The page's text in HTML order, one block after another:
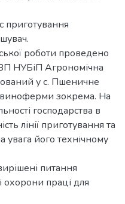
приготування
роботи проведено
ВП НУБіП Агрономічна
у с. Пшеничне
свиноферми зокрема. На
господарства в
лінії приготування та
увага його технічному
питання
охорони праці для